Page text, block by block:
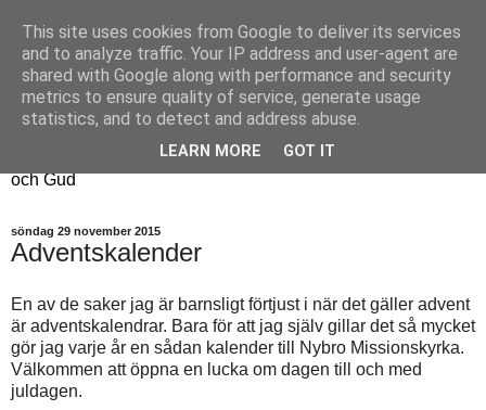
Fyren
Fyren finns för att sprida ljus i mörkret
För att påminna om guldkanterna i tillvaron
Här samsas jakt, hantverk, odling, och andra tankar om livet
och Gud
söndag 29 november 2015
Adventskalender
En av de saker jag är barnsligt förtjust i när det gäller advent
är adventskalendrar. Bara för att jag själv gillar det så mycket
gör jag varje år en sådan kalender till Nybro Missionskyrka.
Välkommen att öppna en lucka om dagen till och med
juldagen.
This site uses cookies from Google to deliver its services
and to analyze traffic. Your IP address and user-agent are
shared with Google along with performance and security
metrics to ensure quality of service, generate usage
statistics, and to detect and address abuse.
LEARN MORE GOT IT